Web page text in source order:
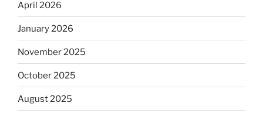
April 2026
January 2026
November 2025
October 2025
August 2025